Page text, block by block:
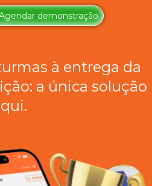
demonstração
à entrega da
a única solução